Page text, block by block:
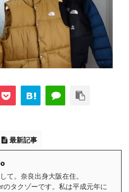
最新記事
て。奈良出身大阪在住。
のタクゾーです。私は平成元年に